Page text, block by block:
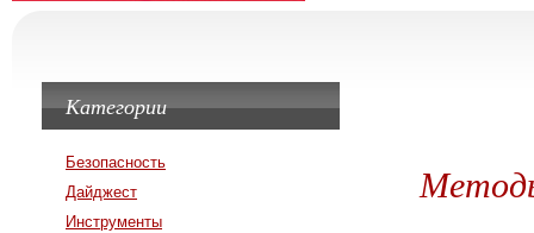
Категории
Безопасность
Дайджест
Инструменты